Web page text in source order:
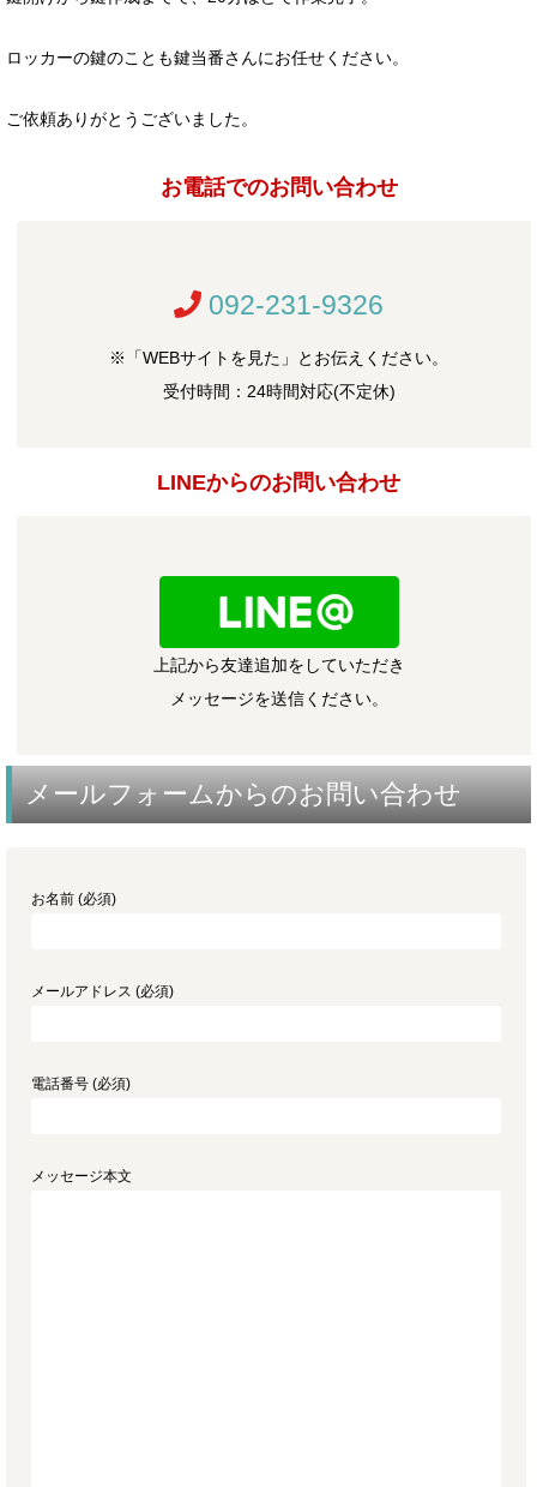
ロッカーの鍵のことも鍵当番さんにお任せください。
ご依頼ありがとうございました。
お電話でのお問い合わせ
092-231-9326
※「WEBサイトを見た」とお伝えください。
受付時間：24時間対応(不定休)
LINEからのお問い合わせ
上記から友達追加をしていただき
メッセージを送信ください。
メールフォームからのお問い合わせ
お名前 (必須)
メールアドレス (必須)
電話番号 (必須)
メッセージ本文